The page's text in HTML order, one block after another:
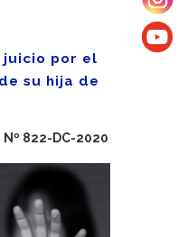
juicio por el
su hija de
Nº 822-DC-2020